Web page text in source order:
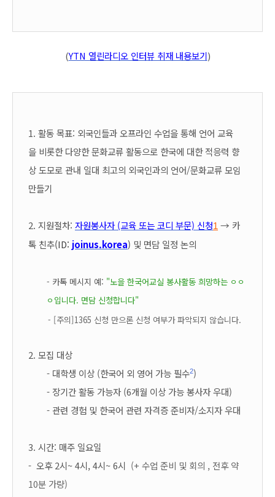
(YTN 열린라디오 인터뷰 취재 내용보기)
1. 활동 목표: 외국인들과 오프라인 수업을 통해 언어 교육
을 비롯한 다양한 문화교류 활동으로 한국에 대한 적응력 향
상 도모로 관내 일대 최고의 외국인과의 언어/문화교류 모임
만들기
2. 지원절차: 자원봉사자 (교육 또는 코디 부문) 신청1 → 카
톡 친추(ID: joinus.korea) 및 면담 일정 논의
- 카톡 메시지 예: "노을 한국어교실 봉사활동 희망하는 ㅇㅇ
ㅇ입니다. 면담 신청합니다"
- [주의]1365 신청 만으론 신청 여부가 파악되지 않습니다.
2. 모집 대상
- 대학생 이상 (한국어 외 영어 가능 필수2)
- 장기간 활동 가능자 (6개월 이상 가능 봉사자 우대)
- 관련 경험 및 한국어 관련 자격증 준비자/소지자 우대
3. 시간: 매주 일요일
- 오후 2시~ 4시, 4시~ 6시 (+ 수업 준비 및 회의 , 전후 약
10분 가량)